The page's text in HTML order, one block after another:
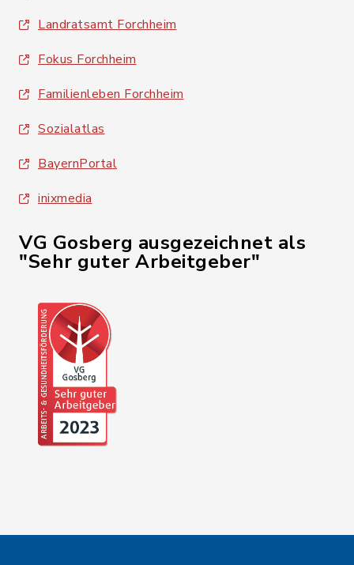
Landratsamt Forchheim
Fokus Forchheim
Familienleben Forchheim
Sozialatlas
BayernPortal
inixmedia
VG Gosberg ausgezeichnet als
"Sehr guter Arbeitgeber"